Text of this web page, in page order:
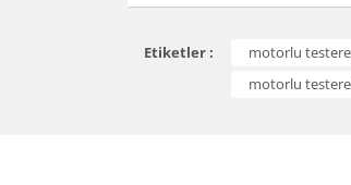
Görüş ve önerileriniz için
Etiketler : motorlu testere
motorlu testere